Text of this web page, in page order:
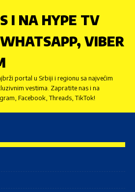
I NA HYPE TV
VIBER
portal u Srbiji i regionu sa najvećim
vestima. Zapratite nas i na
Facebook, Threads, TikTok!